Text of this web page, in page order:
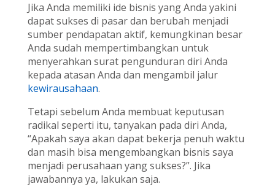
Jika Anda memiliki ide bisnis yang Anda yakini
dapat sukses di pasar dan berubah menjadi
sumber pendapatan aktif, kemungkinan besar
Anda sudah mempertimbangkan untuk
menyerahkan surat pengunduran diri Anda
kepada atasan Anda dan mengambil jalur
kewirausahaan.
Tetapi sebelum Anda membuat keputusan
radikal seperti itu, tanyakan pada diri Anda,
“Apakah saya akan dapat bekerja penuh waktu
dan masih bisa mengembangkan bisnis saya
menjadi perusahaan yang sukses?”. Jika
jawabannya ya, lakukan saja.